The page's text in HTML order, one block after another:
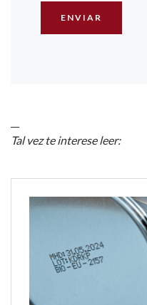
Tal vez te interese leer: